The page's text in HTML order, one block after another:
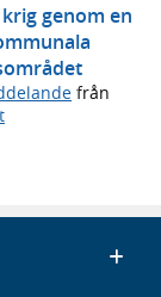
genom en
från